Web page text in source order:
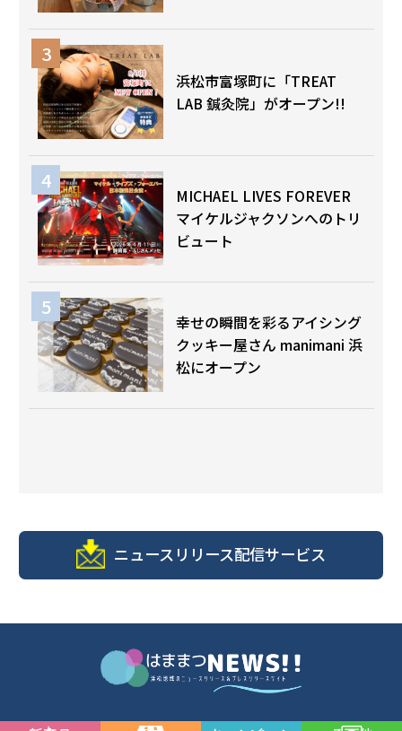
浜松市富塚町に「TREAT
LAB 鍼灸院」がオープン!!
MICHAEL LIVES FOREVER
マイケルジャクソンへのトリ
ビュート
幸せの瞬間を彩るアイシング
クッキー屋さん manimani 浜
松にオープン
ニュースリリース配信サービス